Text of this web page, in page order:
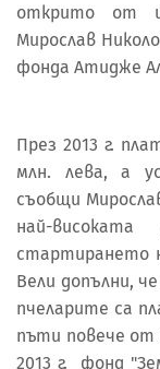
открито от
Мирослав
фонда Атидже
През 2013 г.
млн. лева, а
съобщи
най-
стартирането
Вели допълни,
пчеларите са
пъти повече от
2013 г. фонд